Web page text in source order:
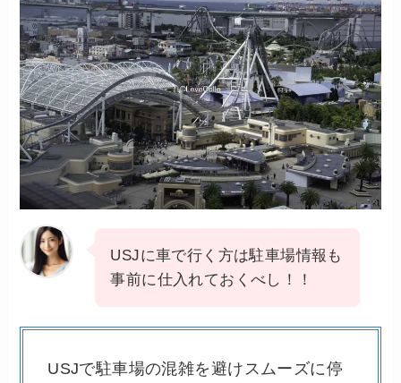
USJに車で行く方は駐車場情報も
事前に仕入れておくべし！！
USJで駐車場の混雑を避けスムーズに停